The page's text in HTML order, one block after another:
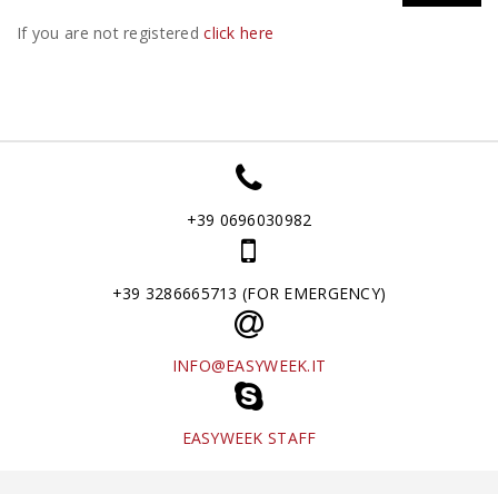
If you are not registeredclick here
+39 0696030982
+39 3286665713 (FOR EMERGENCY)
INFO@EASYWEEK.IT
EASYWEEK STAFF